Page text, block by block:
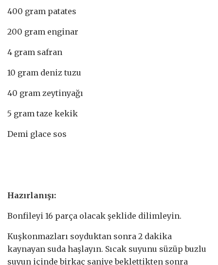
400 gram patates
200 gram enginar
4 gram safran
10 gram deniz tuzu
40 gram zeytinyağı
5 gram taze kekik
Demi glace sos
Hazırlanışı:
Bonfileyi 16 parça olacak şeklide dilimleyin.
Kuşkonmazları soyduktan sonra 2 dakika
kaynayan suda haşlayın. Sıcak suyunu süzüp buzlu
suyun içinde birkaç saniye beklettikten sonra